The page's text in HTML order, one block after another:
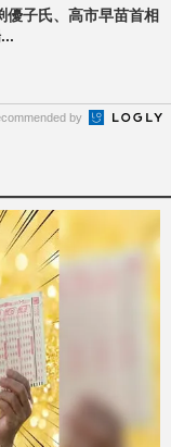
優子氏、高市早苗首相
by